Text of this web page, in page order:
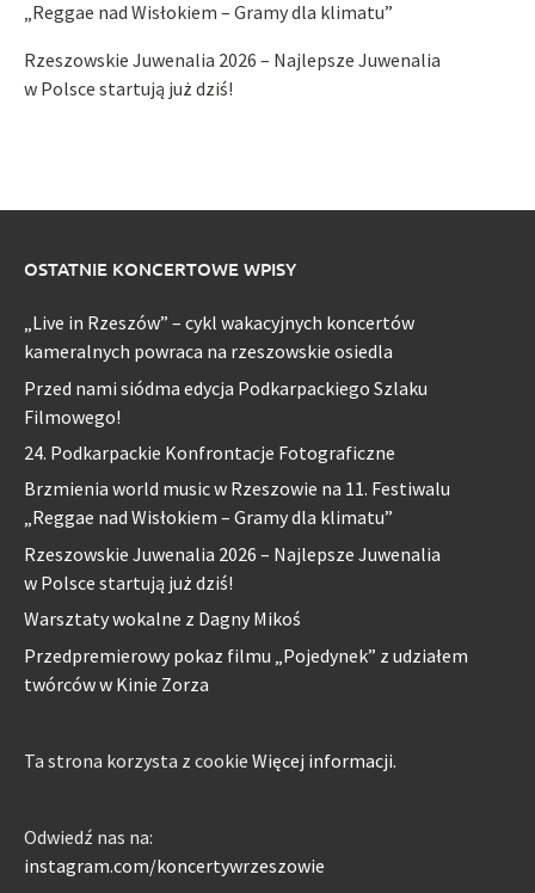
„Reggae nad Wisłokiem – Gramy dla klimatu”
Rzeszowskie Juwenalia 2026 – Najlepsze Juwenalia
w Polsce startują już dziś!
OSTATNIE KONCERTOWE WPISY
„Live in Rzeszów” – cykl wakacyjnych koncertów
kameralnych powraca na rzeszowskie osiedla
Przed nami siódma edycja Podkarpackiego Szlaku
Filmowego!
24. Podkarpackie Konfrontacje Fotograficzne
Brzmienia world music w Rzeszowie na 11. Festiwalu
„Reggae nad Wisłokiem – Gramy dla klimatu”
Rzeszowskie Juwenalia 2026 – Najlepsze Juwenalia
w Polsce startują już dziś!
Warsztaty wokalne z Dagny Mikoś
Przedpremierowy pokaz filmu „Pojedynek” z udziałem
twórców w Kinie Zorza
Ta strona korzysta z cookie Więcej informacji.
Odwiedź nas na:
instagram.com/koncertywrzeszowie